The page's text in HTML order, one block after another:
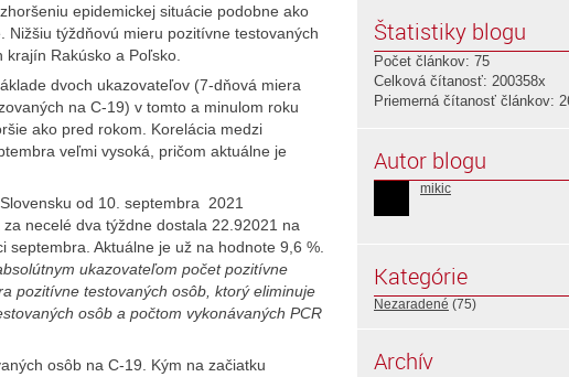
epidemickej situácie podobne ako
týždňovú mieru pozitívne testovaných
Rakúsko a Poľsko.
dvoch ukazovateľov (7-dňová miera
na C-19) v tomto a minulom roku
ako pred rokom. Korelácia medzi
veľmi vysoká, pričom aktuálne je
od 10. septembra 2021
necelé dva týždne dostala 22.92021 na
Aktuálne je už na hodnote 9,6 %.
ukazovateľom počet pozitívne
pozitívne testovaných osôb, ktorý eliminuje
osôb a počtom vykonávaných PCR
osôb na C-19. Kým na začiatku
Štatistiky blogu
Počet článkov: 75
Celková čítanosť: 200358x
Priemerná čítanosť článkov:
Autor blogu
mikic
Kategórie
Nezaradené (75)
Archív